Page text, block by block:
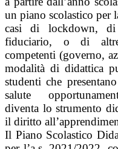
un piano scolastico per
casi di lockdown, di
fiduciario, o di
competenti (governo,
modalità di didattica
studenti che
salute
diventa lo strumento
il diritto
Il Piano Scolastico